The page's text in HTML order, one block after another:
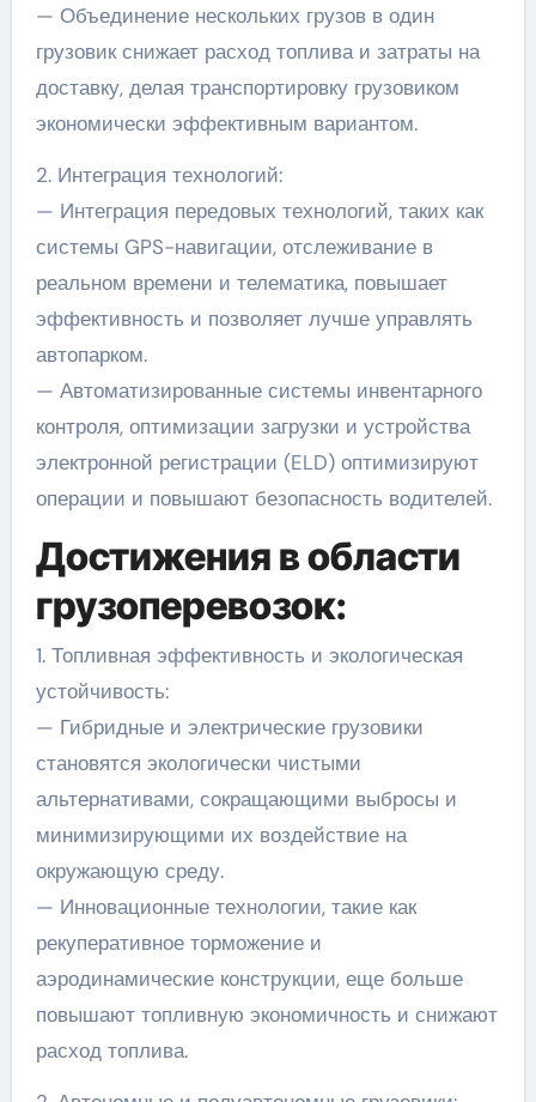
— Объединение нескольких грузов в один
грузовик снижает расход топлива и затраты на
доставку, делая транспортировку грузовиком
экономически эффективным вариантом.
2. Интеграция технологий:
— Интеграция передовых технологий, таких как
системы GPS-навигации, отслеживание в
реальном времени и телематика, повышает
эффективность и позволяет лучше управлять
автопарком.
— Автоматизированные системы инвентарного
контроля, оптимизации загрузки и устройства
электронной регистрации (ELD) оптимизируют
операции и повышают безопасность водителей.
Достижения в области
грузоперевозок:
1. Топливная эффективность и экологическая
устойчивость:
— Гибридные и электрические грузовики
становятся экологически чистыми
альтернативами, сокращающими выбросы и
минимизирующими их воздействие на
окружающую среду.
— Инновационные технологии, такие как
рекуперативное торможение и
аэродинамические конструкции, еще больше
повышают топливную экономичность и снижают
расход топлива.